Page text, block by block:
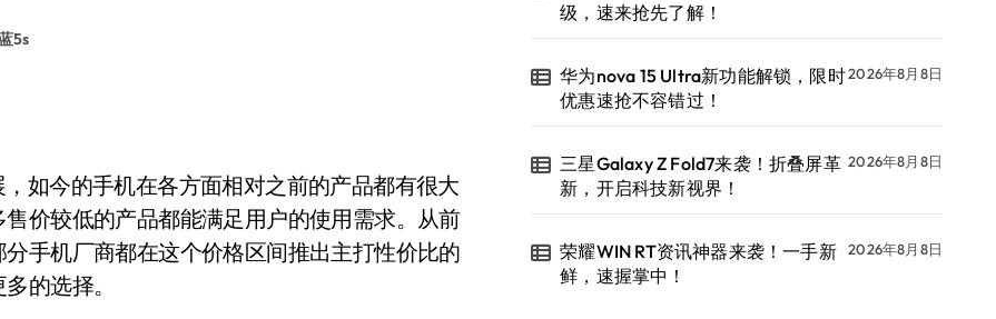
5s
如今的手机在各方面相对之前的产品都有很大
价较低的产品都能满足用户的使用需求。从前
手机厂商都在这个价格区间推出主打性价比的
的选择。
级，速来抢先了解！
华为nova 15 Ultra新功能解锁，限时
优惠速抢不容错过！
2026年8月8日
三星Galaxy Z Fold7来袭！折叠屏革
新，开启科技新视界！
2026年8月8日
荣耀WIN RT资讯神器来袭！一手新
鲜，速握掌中！
2026年8月8日